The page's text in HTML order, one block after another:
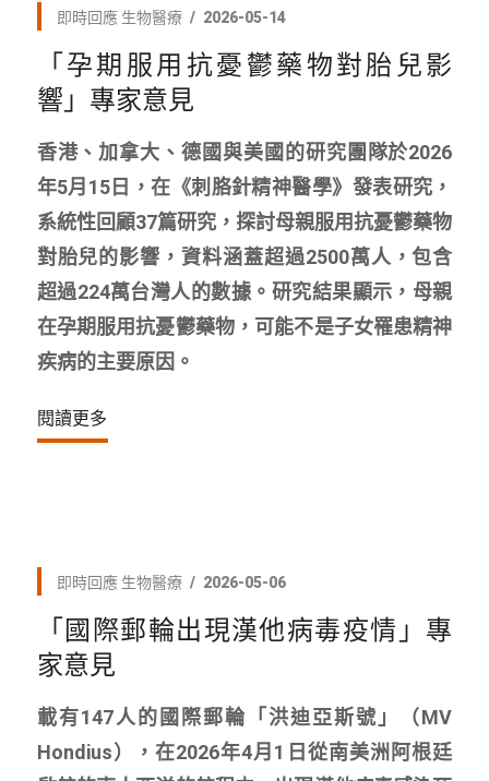
即時回應 生物醫療 2026-05-14
「孕期服用抗憂鬱藥物對胎兒影
響」專家意見
香港、加拿大、德國與美國的研究團隊於2026
年5月15日，在《刺胳針精神醫學》發表研究，
系統性回顧37篇研究，探討母親服用抗憂鬱藥物
對胎兒的影響，資料涵蓋超過2500萬人，包含
超過224萬台灣人的數據。研究結果顯示，母親
在孕期服用抗憂鬱藥物，可能不是子女罹患精神
疾病的主要原因。
閱讀更多
即時回應 生物醫療 2026-05-06
「國際郵輪出現漢他病毒疫情」專
家意見
載有147人的國際郵輪「洪迪亞斯號」（MV
Hondius），在2026年4月1日從南美洲阿根廷